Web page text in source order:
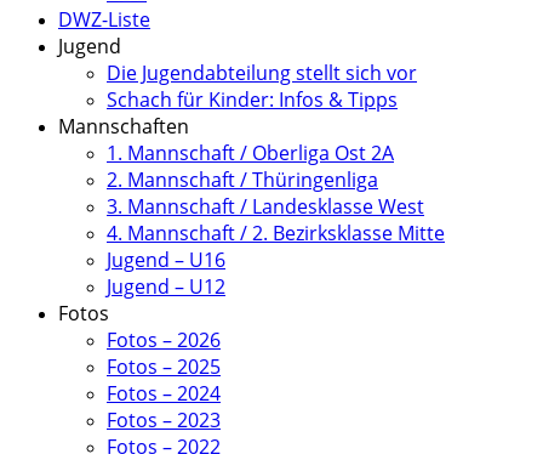
DWZ-Liste
Jugend
Die Jugendabteilung stellt sich vor
Schach für Kinder: Infos & Tipps
Mannschaften
1. Mannschaft / Oberliga Ost 2A
2. Mannschaft / Thüringenliga
3. Mannschaft / Landesklasse West
4. Mannschaft / 2. Bezirksklasse Mitte
Jugend – U16
Jugend – U12
Fotos
Fotos – 2026
Fotos – 2025
Fotos – 2024
Fotos – 2023
Fotos – 2022